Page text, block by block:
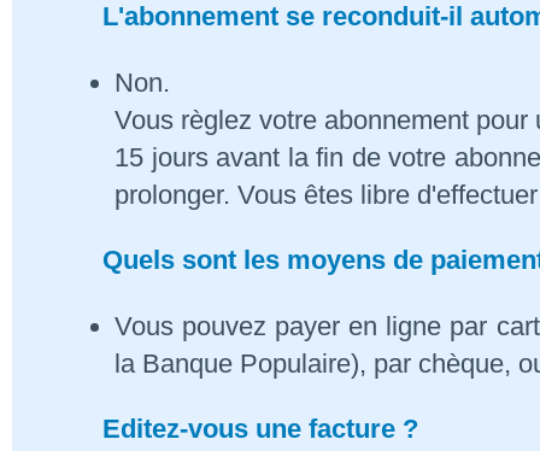
L'abonnement se reconduit-il
Non.
Vous règlez votre abonnement
15 jours avant la fin de votre
prolonger. Vous êtes libre
Quels sont les moyens de
Vous pouvez payer en ligne par
la Banque Populaire), par chèque,
Editez-vous une facture ?